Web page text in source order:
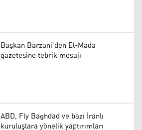
Başkan Barzani’den El-Mada
gazetesine tebrik mesajı
ABD, Fly Baghdad ve bazı İranlı
kuruluşlara yönelik yaptırımları